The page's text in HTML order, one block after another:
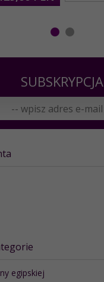
SUBSKRYPCJA
egipskiej